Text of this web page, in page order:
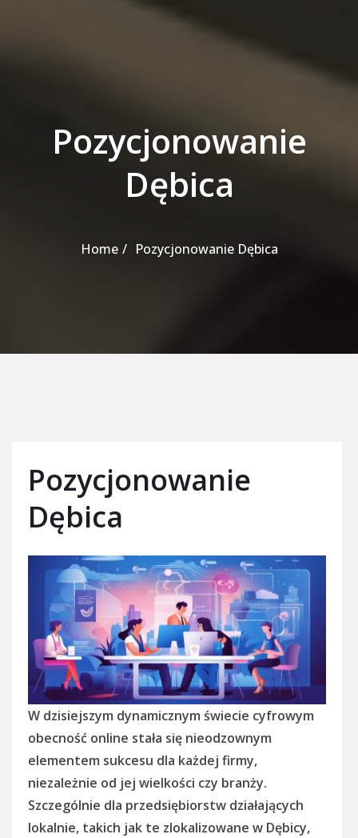
Pozycjonowanie
Dębica
Home Pozycjonowanie Dębica
Pozycjonowanie
Dębica
W dzisiejszym dynamicznym świecie cyfrowym
obecność online stała się nieodzownym
elementem sukcesu dla każdej firmy,
niezależnie od jej wielkości czy branży.
Szczególnie dla przedsiębiorstw działających
lokalnie, takich jak te zlokalizowane w Dębicy,